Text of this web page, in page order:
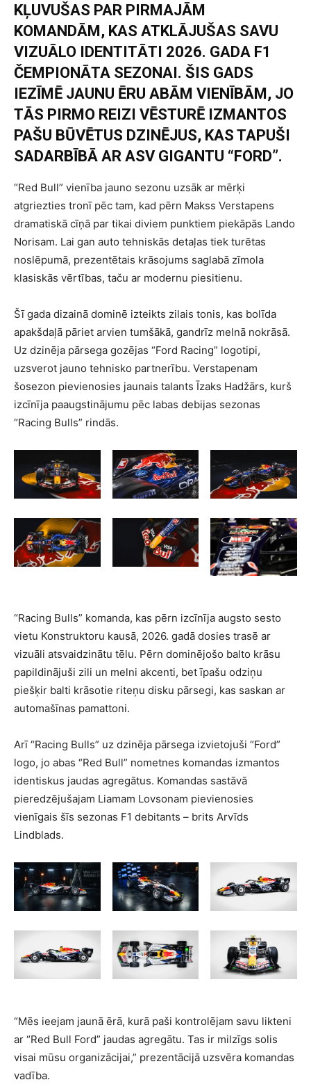
KĻUVUŠAS PAR PIRMAJĀM
KOMANDĀM, KAS ATKLĀJUŠAS SAVU
VIZUĀLO IDENTITĀTI 2026. GADA F1
ČEMPIONĀTA SEZONAI. ŠIS GADS
IEZĪMĒ JAUNU ĒRU ABĀM VIENĪBĀM, JO
TĀS PIRMO REIZI VĒSTURĒ IZMANTOS
PAŠU BŪVĒTUS DZINĒJUS, KAS TAPUŠI
SADARBĪBĀ AR ASV GIGANTU “FORD”.
“Red Bull” vienība jauno sezonu uzsāk ar mērķi
atgriezties tronī pēc tam, kad pērn Makss Verstapens
dramatiskā cīņā par tikai diviem punktiem piekāpās Lando
Norisam. Lai gan auto tehniskās detaļas tiek turētas
noslēpumā, prezentētais krāsojums saglabā zīmola
klasiskās vērtības, taču ar modernu piesitienu.
Šī gada dizainā dominē izteikts zilais tonis, kas bolīda
apakšdaļā pāriet arvien tumšākā, gandrīz melnā nokrāsā.
Uz dzinēja pārsega gozējas “Ford Racing” logotipi,
uzsverot jauno tehnisko partnerību. Verstapenam
šosezon pievienosies jaunais talants Īzaks Hadžārs, kurš
izcīnīja paaugstinājumu pēc labas debijas sezonas
“Racing Bulls” rindās.
“Racing Bulls” komanda, kas pērn izcīnīja augsto sesto
vietu Konstruktoru kausā, 2026. gadā dosies trasē ar
vizuāli atsvaidzinātu tēlu. Pērn dominējošo balto krāsu
papildinājuši zili un melni akcenti, bet īpašu odziņu
piešķir balti krāsotie riteņu disku pārsegi, kas saskan ar
automašīnas pamattoni.
Arī “Racing Bulls” uz dzinēja pārsega izvietojuši “Ford”
logo, jo abas “Red Bull” nometnes komandas izmantos
identiskus jaudas agregātus. Komandas sastāvā
pieredzējušajam Liamam Lovsonam pievienosies
vienīgais šīs sezonas F1 debitants – brits Arvīds
Lindblads.
“Mēs ieejam jaunā ērā, kurā paši kontrolējam savu likteni
ar “Red Bull Ford” jaudas agregātu. Tas ir milzīgs solis
visai mūsu organizācijai,” prezentācijā uzsvēra komandas
vadība.